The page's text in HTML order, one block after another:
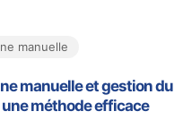
manuelle
manuelle et gestion du
méthode efficace